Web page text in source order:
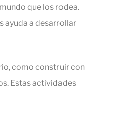
que los rodea.
ayuda a desarrollar
como construir con
Estas actividades